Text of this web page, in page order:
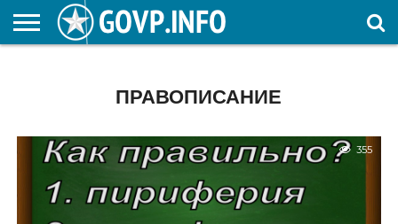
ОБРАЗОВАНИЕПРАВОПИСАНИЕ
355